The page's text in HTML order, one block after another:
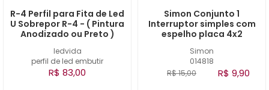
ledvida
perfil de led embutir
R-4 Perfil para Fita de Led
U Sobrepor R-4 - ( Pintura
Anodizado ou Preto )
R$ 83,00
Simon
014818
Simon Conjunto 1
Interruptor simples com
espelho placa 4x2
R$ 15,00 R$ 9,90